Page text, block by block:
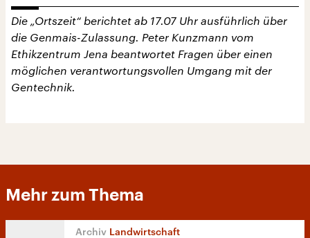
Die „Ortszeit“ berichtet ab 17.07 Uhr ausführlich über
die Genmais-Zulassung. Peter Kunzmann vom
Ethikzentrum Jena beantwortet Fragen über einen
möglichen verantwortungsvollen Umgang mit der
Gentechnik.
Mehr zum Thema
Landwirtschaft